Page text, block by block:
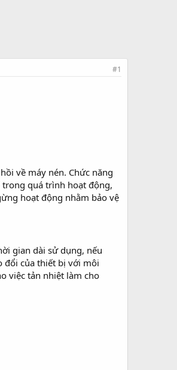
#1
về máy nén. Chức năng
trong quá trình hoạt động,
hoạt động nhằm bảo vệ
gian dài sử dụng, nếu
đổi của thiết bị với môi
việc tản nhiệt làm cho